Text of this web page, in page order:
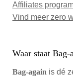
Affiliates
Vind meer zero
Waar staat Bag-
Bag‑again is dé